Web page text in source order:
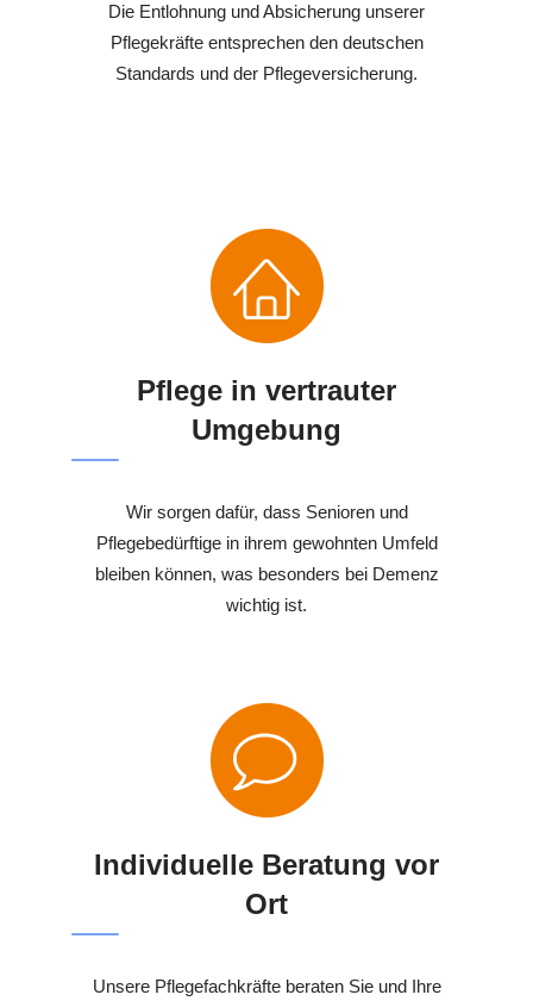
Die Entlohnung und Absicherung unserer
Pflegekräfte entsprechen den deutschen
Standards und der Pflegeversicherung.
Pflege in vertrauter
Umgebung
Wir sorgen dafür, dass Senioren und
Pflegebedürftige in ihrem gewohnten Umfeld
bleiben können, was besonders bei Demenz
wichtig ist.
Individuelle Beratung vor
Ort
Unsere Pflegefachkräfte beraten Sie und Ihre